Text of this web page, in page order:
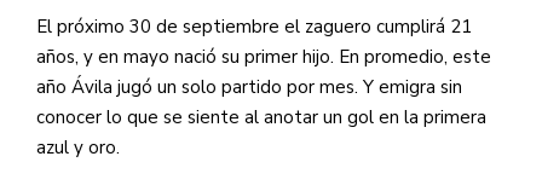
El próximo 30 de septiembre el zaguero cumplirá 21
años, y en mayo nació su primer hijo. En promedio, este
año Ávila jugó un solo partido por mes. Y emigra sin
conocer lo que se siente al anotar un gol en la primera
azul y oro.